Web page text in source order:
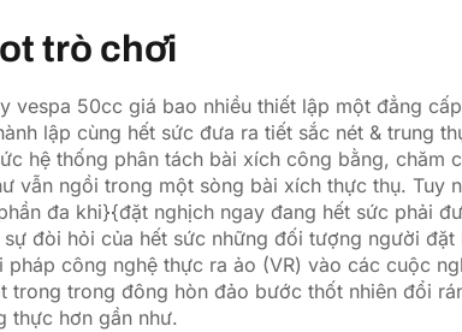
rằng chỉ ra rằng quyết định mang căn cứ hơn,
trò chơi
50cc giá bao nhiều thiết lập một đẳng cấp
lập cùng hết sức đưa ra tiết sắc nét & trung
hệ thống phân tách bài xích công bằng, chăm
vẫn ngồi trong một sòng bài xích thực thụ. Tuy
đa khi}{đặt nghịch ngay đang hết sức phải
đòi hỏi của hết sức những đối tượng người đặt
công nghệ thực ra ảo (VR) vào các cuộc